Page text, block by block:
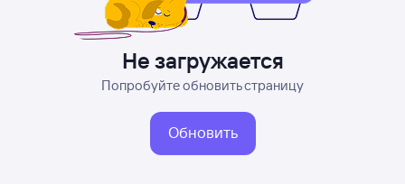
Не загружается
Попробуйте обновить страницу
Обновить